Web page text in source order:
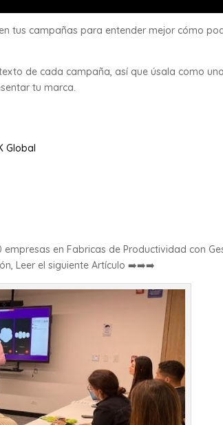
tus campañas para entender mejor cómo
de cada campaña, así que úsala como una
tu marca.
Global
en Fabricas de Productividad con
Leer el siguiente Artículo ➡️➡️➡️